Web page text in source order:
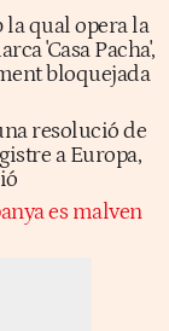
la qual opera la
'Casa Pacha',
bloquejada
resolució de
a Europa,
es malven